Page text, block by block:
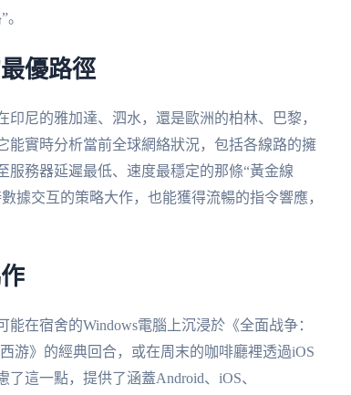
優路徑
尼的雅加達、泗水，還是歐洲的柏林、巴黎，
能實時分析當前全球網絡狀況，包括各線路的擁
務器延遲最低、速度最穩定的那條“黃金線
據交互的策略大作，也能獲得流暢的指令響應，
在宿舍的Windows電腦上沉浸於《全面战争：
游》的經典回合，或在周末的咖啡廳裡透過iOS
了這一點，提供了涵蓋Android、iOS、